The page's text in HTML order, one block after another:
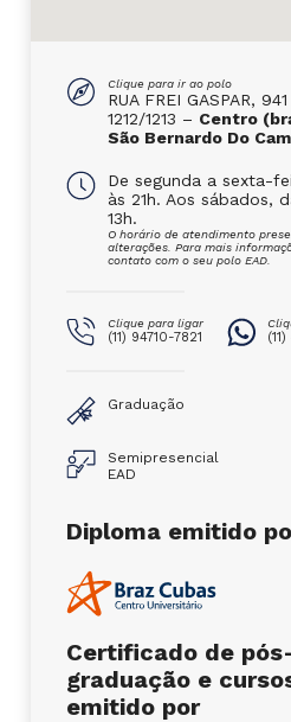
Clique para ir ao polo
RUA FREI GASPAR,
1212/1213 – Centro
São Bernardo Do
De segunda a sexta-
às 21h. Aos sábados,
13h.
O horário de atendimento
alterações. Para mais
contato com o seu polo EAD.
Clique para ligar
(11) 94710-7821
Graduação
Semipresencial
EAD
Diploma emitido
Certificado de
graduação e
emitido por